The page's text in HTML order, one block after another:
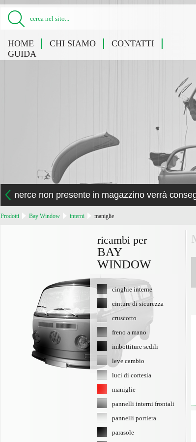
cerca nel sito...
HOME CHI SIAMO
CONTATTI
GUIDA
la merce non presente in magazzino verrà
Prodotti Bay Window interni maniglie
ricambi per
BAY
WINDOW
cinghie interne
cinture di sicurezza
cruscotto
freno a mano
imbottiture sedili
leve cambio
luci di cortesia
maniglie
pannelli interni frontali
pannelli portiera
parasole